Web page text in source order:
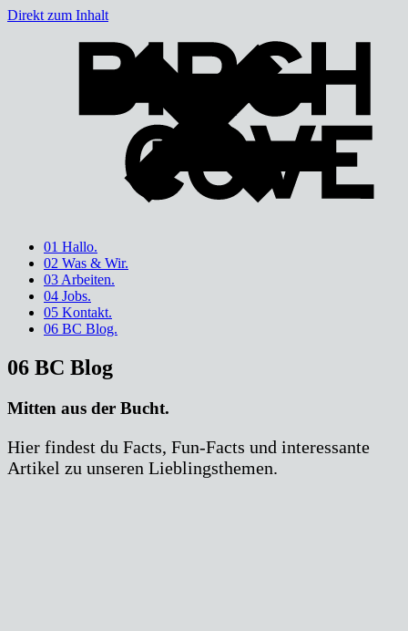
Direkt zum Inhalt
01 Hallo.
02 Was & Wir.
03 Arbeiten.
04 Jobs.
05 Kontakt.
06 BC Blog.
06 BC Blog
Mitten aus der Bucht.
Hier findest du Facts, Fun-Facts und interessante
Artikel zu unseren Lieblingsthemen.